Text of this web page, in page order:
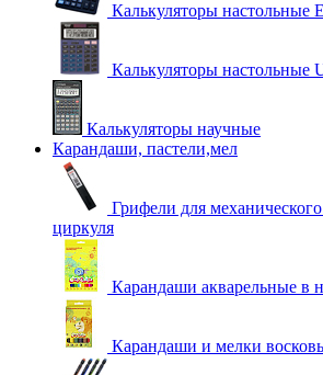
Калькуляторы настольные
Калькуляторы
Калькуляторы научные
Карандаши, пастели,мел
Грифели для
циркуля
Карандаши акварельные в
Карандаши и мелки